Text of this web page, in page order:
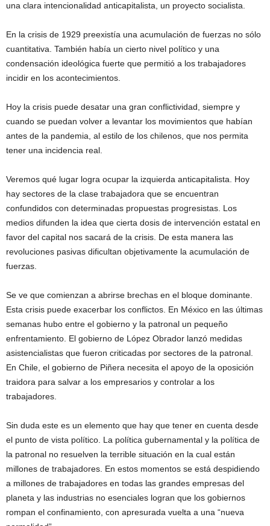
una clara intencionalidad anticapitalista, un proyecto socialista.
En la crisis de 1929 preexistía una acumulación de fuerzas no sólo
cuantitativa. También había un cierto nivel político y una
condensación ideológica fuerte que permitió a los trabajadores
incidir en los acontecimientos.
Hoy la crisis puede desatar una gran conflictividad, siempre y
cuando se puedan volver a levantar los movimientos que habían
antes de la pandemia, al estilo de los chilenos, que nos permita
tener una incidencia real.
Veremos qué lugar logra ocupar la izquierda anticapitalista. Hoy
hay sectores de la clase trabajadora que se encuentran
confundidos con determinadas propuestas progresistas. Los
medios difunden la idea que cierta dosis de intervención estatal en
favor del capital nos sacará de la crisis. De esta manera las
revoluciones pasivas dificultan objetivamente la acumulación de
fuerzas.
Se ve que comienzan a abrirse brechas en el bloque dominante.
Esta crisis puede exacerbar los conflictos. En México en las últimas
semanas hubo entre el gobierno y la patronal un pequeño
enfrentamiento. El gobierno de López Obrador lanzó medidas
asistencialistas que fueron criticadas por sectores de la patronal.
En Chile, el gobierno de Piñera necesita el apoyo de la oposición
traidora para salvar a los empresarios y controlar a los
trabajadores.
Sin duda este es un elemento que hay que tener en cuenta desde
el punto de vista político. La política gubernamental y la política de
la patronal no resuelven la terrible situación en la cual están
millones de trabajadores. En estos momentos se está despidiendo
a millones de trabajadores en todas las grandes empresas del
planeta y las industrias no esenciales logran que los gobiernos
rompan el confinamiento, con apresurada vuelta a una “nueva